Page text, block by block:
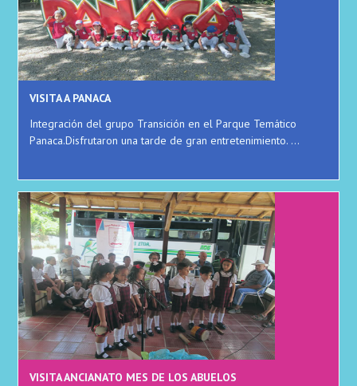
VISITA A PANACA
Integración del grupo Transición en el Parque Temático
Panaca.Disfrutaron una tarde de gran entretenimiento. ...
VISITA ANCIANATO MES DE LOS ABUELOS